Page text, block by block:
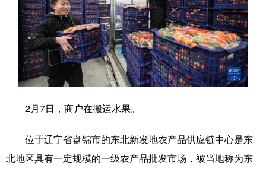
访谈 视频 图片 政务
法律 中央文件 金融 汽车
食品 人居 信息化 数字经济
彩票 娱乐 时尚 悦读
2月7日，商户在搬运水果。
位于辽宁省盘锦市的东北新发地农产品供应链中心是东
北地区具有一定规模的一级农产品批发市场，被当地称为东